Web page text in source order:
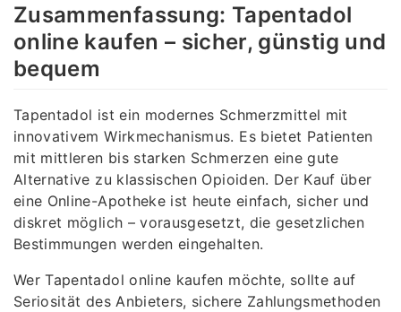
Zusammenfassung: Tapentadol
online kaufen – sicher, günstig und
bequem
Tapentadol ist ein modernes Schmerzmittel mit
innovativem Wirkmechanismus. Es bietet Patienten
mit mittleren bis starken Schmerzen eine gute
Alternative zu klassischen Opioiden. Der Kauf über
eine Online-Apotheke ist heute einfach, sicher und
diskret möglich – vorausgesetzt, die gesetzlichen
Bestimmungen werden eingehalten.
Wer Tapentadol online kaufen möchte, sollte auf
Seriosität des Anbieters, sichere Zahlungsmethoden